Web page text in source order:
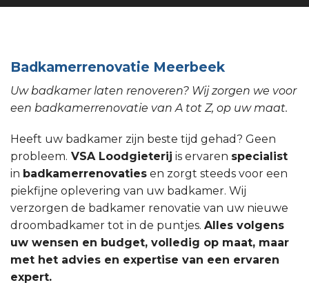
Badkamerrenovatie Meerbeek
Uw badkamer laten renoveren? Wij zorgen we voor
een badkamerrenovatie van A tot Z, op uw maat.
Heeft uw badkamer zijn beste tijd gehad? Geen
probleem. VSA Loodgieterij is ervaren specialist
in badkamerrenovaties en zorgt steeds voor een
piekfijne oplevering van uw badkamer. Wij
verzorgen de badkamer renovatie van uw nieuwe
droombadkamer tot in de puntjes. Alles volgens
uw wensen en budget, volledig op maat, maar
met het advies en expertise van een ervaren
expert.